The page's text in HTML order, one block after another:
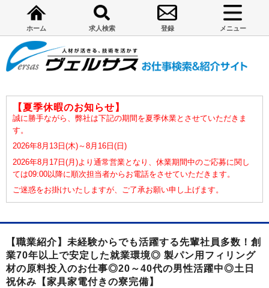
ホーム 求人検索 登録 メニュー
【夏季休暇のお知らせ】
誠に勝手ながら、弊社は下記の期間を夏季休業とさせていただきま
す。
2026年8月13日(木)～8月16日(日)
2026年8月17日(月)より通常営業となり、休業期間中のご応募に関し
ては09:00以降に順次担当者からお電話をさせていただきます。
ご迷惑をお掛けいたしますが、ご了承お願い申し上げます。
【職業紹介】未経験からでも活躍する先輩社員多数！創
業70年以上で安定した就業環境◎ 製パン用フィリング
材の原料投入のお仕事◎20～40代の男性活躍中◎土日
祝休み【家具家電付きの寮完備】